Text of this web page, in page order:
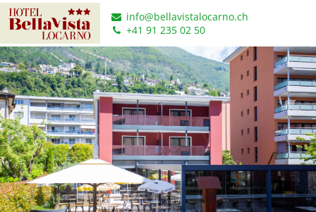
info@bellavistalocarno.ch
+41 91 235 02 50